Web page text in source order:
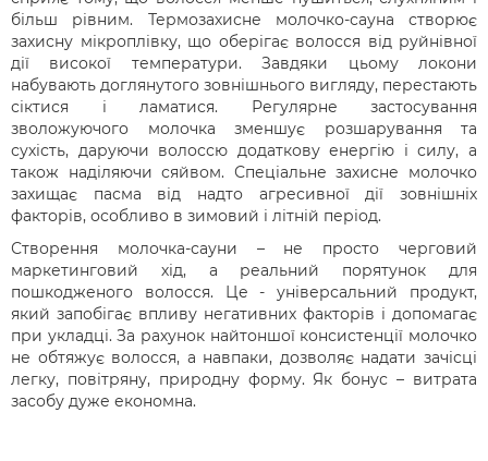
більш рівним. Термозахисне молочко-сауна створює
захисну мікроплівку, що оберігає волосся від руйнівної
дії високої температури. Завдяки цьому локони
набувають доглянутого зовнішнього вигляду, перестають
сіктися і ламатися. Регулярне застосування
зволожуючого молочка зменшує розшарування та
сухість, даруючи волоссю додаткову енергію і силу, а
також наділяючи сяйвом. Спеціальне захисне молочко
захищає пасма від надто агресивної дії зовнішніх
факторів, особливо в зимовий і літній період.
Створення молочка-сауни – не просто черговий
маркетинговий хід, а реальний порятунок для
пошкодженого волосся. Це - універсальний продукт,
який запобігає впливу негативних факторів і допомагає
при укладці. За рахунок найтоншої консистенції молочко
не обтяжує волосся, а навпаки, дозволяє надати зачісці
легку, повітряну, природну форму. Як бонус – витрата
засобу дуже економна.